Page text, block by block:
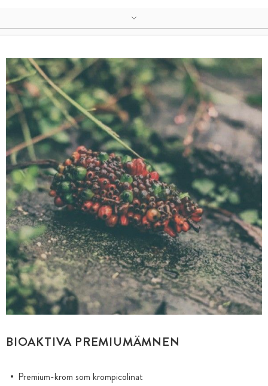
BIOAKTIVA PREMIUMÄMNEN
Premium-krom som krompicolinat